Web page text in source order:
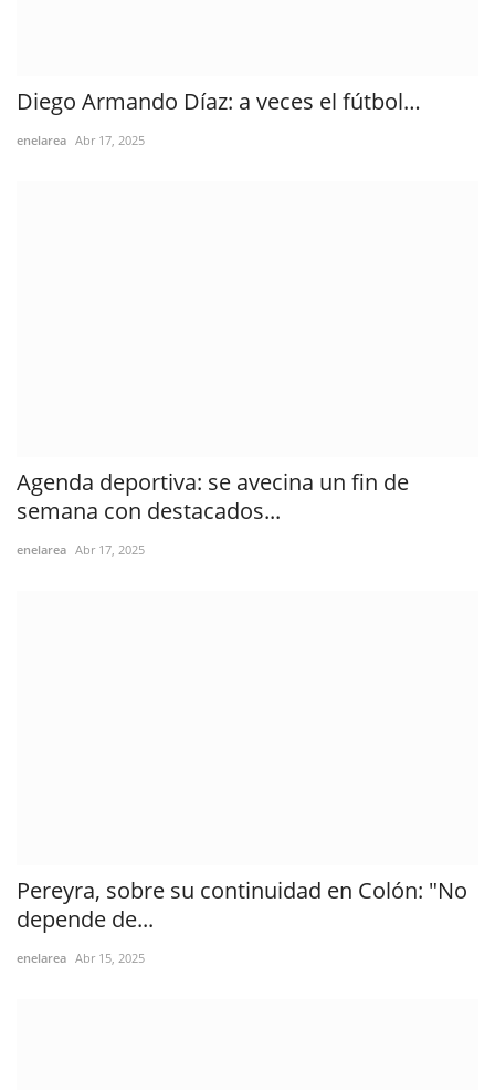
Diego Armando Díaz: a veces el fútbol…
enelarea Abr 17, 2025
Agenda deportiva: se avecina un fin de
semana con destacados...
enelarea Abr 17, 2025
Pereyra, sobre su continuidad en Colón: "No
depende de...
enelarea Abr 15, 2025